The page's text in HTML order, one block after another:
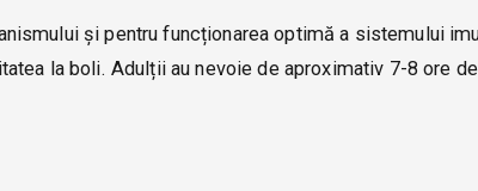
și pentru funcționarea optimă a sistemului
la boli. Adulții au nevoie de aproximativ 7-8 ore